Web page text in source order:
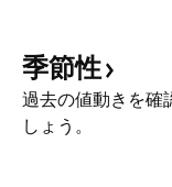
季節性
過去の値動きを確
しょう。